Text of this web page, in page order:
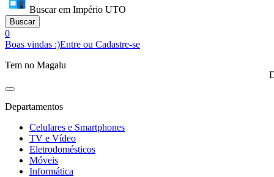
Buscar em Império UTO
Buscar
0
Boas vindas :)Entre ou Cadastre-se
Tem no Magalu
Departamentos
Celulares e Smartphones
TV e Vídeo
Eletrodomésticos
Móveis
Informática